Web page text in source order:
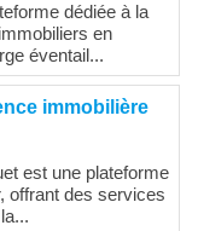
dédiée à la
en
éventail...
immobilière
est une plateforme
offrant des services